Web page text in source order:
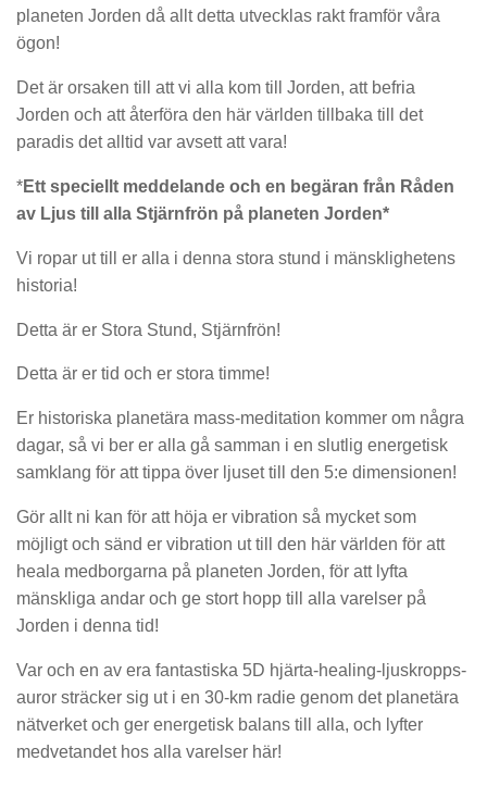
planeten Jorden då allt detta utvecklas rakt framför våra
ögon!
Det är orsaken till att vi alla kom till Jorden, att befria
Jorden och att återföra den här världen tillbaka till det
paradis det alltid var avsett att vara!
*Ett speciellt meddelande och en begäran från Råden
av Ljus till alla Stjärnfrön på planeten Jorden*
Vi ropar ut till er alla i denna stora stund i mänsklighetens
historia!
Detta är er Stora Stund, Stjärnfrön!
Detta är er tid och er stora timme!
Er historiska planetära mass-meditation kommer om några
dagar, så vi ber er alla gå samman i en slutlig energetisk
samklang för att tippa över ljuset till den 5:e dimensionen!
Gör allt ni kan för att höja er vibration så mycket som
möjligt och sänd er vibration ut till den här världen för att
heala medborgarna på planeten Jorden, för att lyfta
mänskliga andar och ge stort hopp till alla varelser på
Jorden i denna tid!
Var och en av era fantastiska 5D hjärta-healing-ljuskropps-
auror sträcker sig ut i en 30-km radie genom det planetära
nätverket och ger energetisk balans till alla, och lyfter
medvetandet hos alla varelser här!